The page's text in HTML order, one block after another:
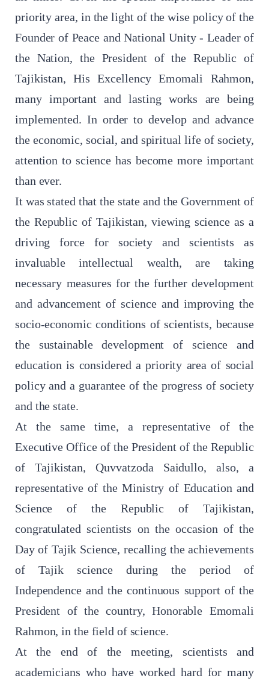
priority area, in the light of the wise policy of the
Founder of Peace and National Unity - Leader of
the Nation, the President of the Republic of
Tajikistan, His Excellency Emomali Rahmon,
many important and lasting works are being
implemented. In order to develop and advance
the economic, social, and spiritual life of society,
attention to science has become more important
than ever.
It was stated that the state and the Government of
the Republic of Tajikistan, viewing science as a
driving force for society and scientists as
invaluable intellectual wealth, are taking
necessary measures for the further development
and advancement of science and improving the
socio-economic conditions of scientists, because
the sustainable development of science and
education is considered a priority area of ​​social
policy and a guarantee of the progress of society
and the state.
At the same time, a representative of the
Executive Office of the President of the Republic
of Tajikistan, Quvvatzoda Saidullo, also, a
representative of the Ministry of Education and
Science of the Republic of Tajikistan,
congratulated scientists on the occasion of the
Day of Tajik Science, recalling the achievements
of Tajik science during the period of
Independence and the continuous support of the
President of the country, Honorable Emomali
Rahmon, in the field of science.
At the end of the meeting, scientists and
academicians who have worked hard for many